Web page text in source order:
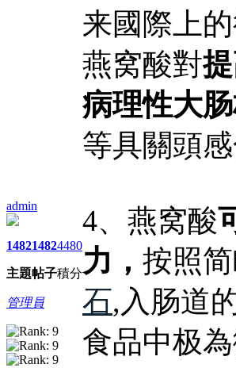
admin
1482
主題
1482
帖子
4480
積分
管理員
来國際上
燕窝酸對
病理性大
等具關頭感
4、燕窝酸
力， 按照
石,入肠道
食品中极